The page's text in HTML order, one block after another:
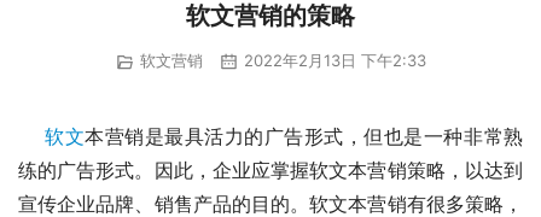
软文营销的策略
软文营销 2022年2月13日 下午2:33
软文本营销是最具活力的广告形式，但也是一种非常熟
练的广告形式。因此，企业应掌握软文本营销策略，以达到
宣传企业品牌、销售产品的目的。软文本营销有很多策略，